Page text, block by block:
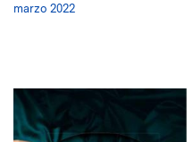
marzo 2022